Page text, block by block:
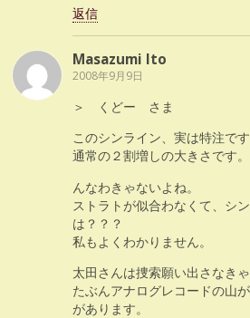
返信
Masazumi Ito
2008年9月9日
＞ くどー さま
このシンライン、実は特注です
通常の２割増しの大きさです。
んなわきゃないよね。
ストラトが似合わなくて、シ
は？？？
私もよくわかりません。
太田さんは捜索願い出さなきゃ
たぶんアナログレコードの山
があります。